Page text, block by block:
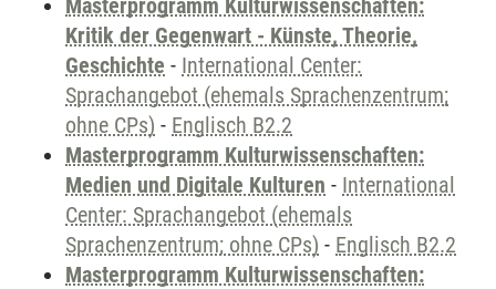
Masterprogramm Kulturwissenschaften:
Kritik der Gegenwart - Künste, Theorie,
Geschichte - International Center:
Sprachangebot (ehemals Sprachenzentrum;
ohne CPs) - Englisch B2.2
Masterprogramm Kulturwissenschaften:
Medien und Digitale Kulturen - International
Center: Sprachangebot (ehemals
Sprachenzentrum; ohne CPs) - Englisch B2.2
Masterprogramm Kulturwissenschaften: